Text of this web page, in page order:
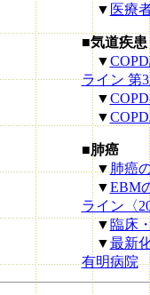
▼ 医療
■気道疾患
▼
ライン 第
▼
▼
■肺癌
▼肺癌
▼EBM
ライン〈
▼ 臨床
▼最新
有明病院